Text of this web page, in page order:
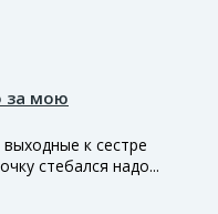
за мою
к сестре
стебался надо...